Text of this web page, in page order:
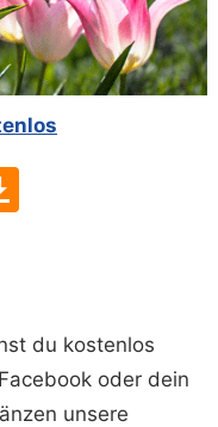
du kostenlos
oder dein
unsere